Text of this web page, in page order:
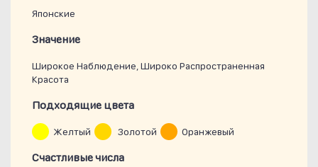
Японские
Значение
Широкое Наблюдение, Широко Распространенная
Красота
Подходящие цвета
Желтый Золотой Оранжевый
Счастливые числа